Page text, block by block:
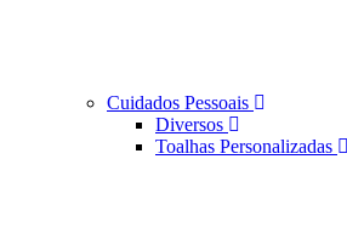
Cuidados Pessoais
Diversos
Toalhas Personalizadas